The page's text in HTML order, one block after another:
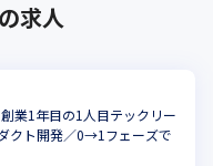
求人
業1年目の1人目テックリー
クト開発／0→1フェーズで